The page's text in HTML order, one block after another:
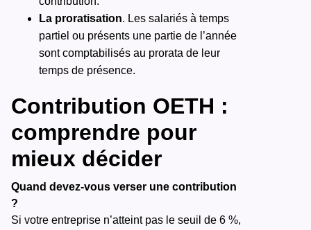
La proratisation. Les salariés à temps
partiel ou présents une partie de l’année
sont comptabilisés au prorata de leur
temps de présence.
Contribution OETH :
comprendre pour
mieux décider
Quand devez-vous verser une contribution
?
Si votre entreprise n’atteint pas le seuil de 6 %,